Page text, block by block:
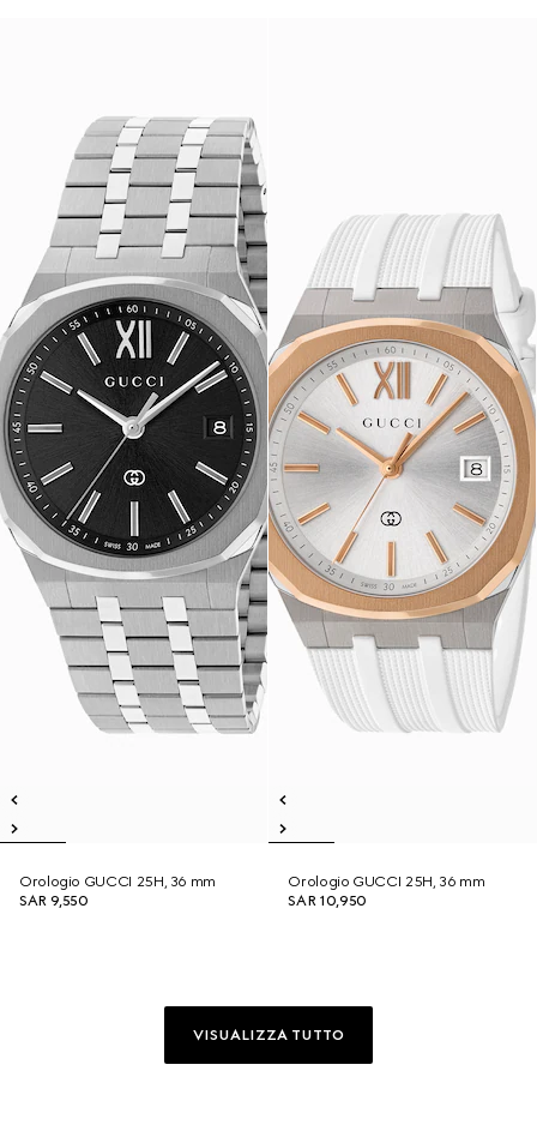
Orologio GUCCI 25H, 36 mm
SAR 9,550
Orologio GUCCI 25H, 36 mm
SAR 10,950
VISUALIZZA TUTTO